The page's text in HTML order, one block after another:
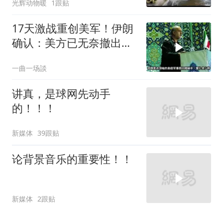
光辉动物暖 1跟贴
17天激战重创美军！伊朗
确认：美方已无奈撤出两
一曲一场談
讲真，是球网先动手
的！！！
新媒体 39跟贴
论背景音乐的重要性！！
新媒体 2跟贴